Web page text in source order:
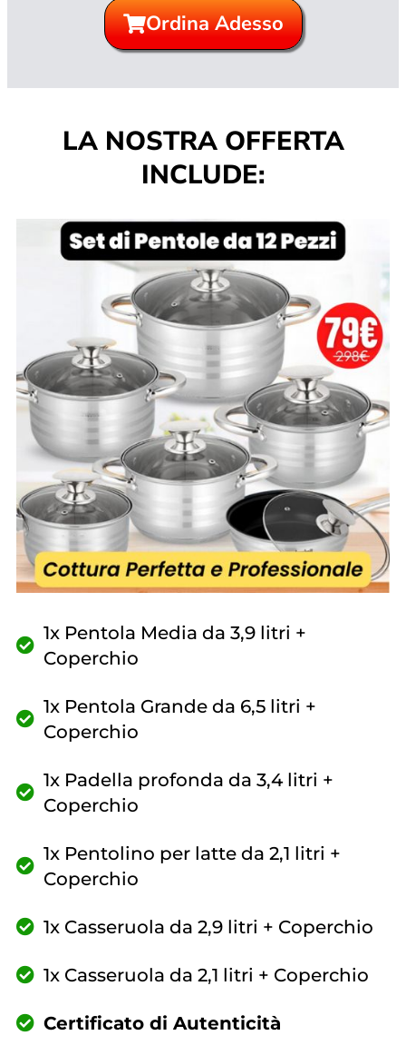
Ordina Adesso
LA NOSTRA OFFERTA
INCLUDE:
1x Pentola Media da 3,9 litri +
Coperchio
1x Pentola Grande da 6,5 litri +
Coperchio
1x Padella profonda da 3,4 litri +
Coperchio
1x Pentolino per latte da 2,1 litri +
Coperchio
1x Casseruola da 2,9 litri + Coperchio
1x Casseruola da 2,1 litri + Coperchio
Certificato di Autenticità